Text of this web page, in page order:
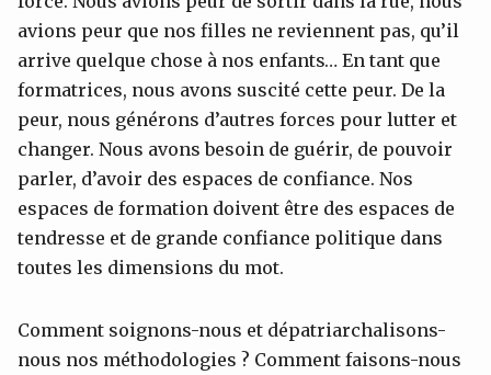
avions peur que nos filles ne reviennent pas, qu’il
arrive quelque chose à nos enfants… En tant que
formatrices, nous avons suscité cette peur. De la
peur, nous générons d’autres forces pour lutter et
changer. Nous avons besoin de guérir, de pouvoir
parler, d’avoir des espaces de confiance. Nos
espaces de formation doivent être des espaces de
tendresse et de grande confiance politique dans
toutes les dimensions du mot.
Comment soignons-nous et dépatriarchalisons-
nous nos méthodologies ? Comment faisons-nous